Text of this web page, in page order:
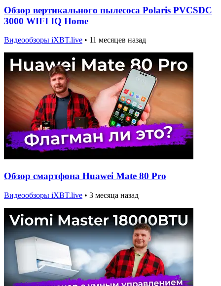
Обзор вертикального пылесоса Polaris PVCSDC
3000 WIFI IQ Home
Видеообзоры iXBT.live • 11 месяцев назад
Обзор смартфона Huawei Mate 80 Pro
Видеообзоры iXBT.live • 3 месяца назад